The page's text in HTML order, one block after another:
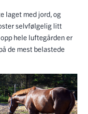
laget med jord, og
selvfølgelig litt
hele luftegården er
de mest belastede